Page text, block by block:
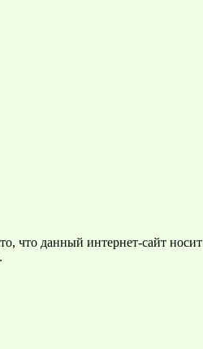
данный интернет-сайт